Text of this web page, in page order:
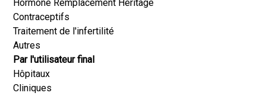
Hormone Remplacement Héritage
Contraceptifs
Traitement de l'infertilité
Autres
Par l'utilisateur final
Hôpitaux
Cliniques